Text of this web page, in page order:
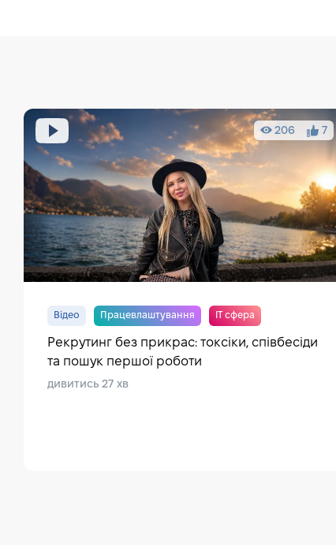
206 7
Відео Працевлаштування IT сфера
Рекрутинг без прикрас: токсіки, співбесіди
та пошук першої роботи
дивитись 27 хв